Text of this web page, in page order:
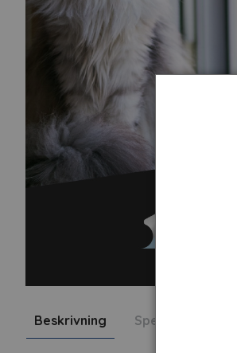
Beskrivning Specifikation